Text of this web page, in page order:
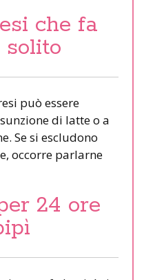
che fa
solito
può essere
di latte o a
Se si escludono
occorre parlarne
24 ore